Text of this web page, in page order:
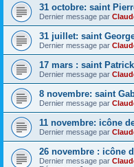
31 octobre: saint
Dernier message par
31 juillet: saint
Dernier message par
17 mars : saint
Dernier message par
8 novembre: saint
Dernier message par
11 novembre: icône
Dernier message par
26 novembre : icône
Dernier message par